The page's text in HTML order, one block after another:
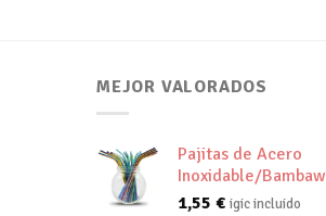
MEJOR VALORADOS
Pajitas de Acero
Inoxidable/Bambaw
1,55 € igic incluido